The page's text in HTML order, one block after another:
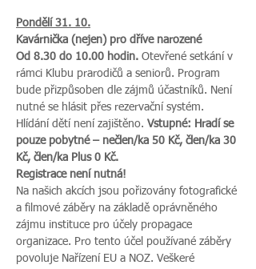
Pondělí 31. 10.
Kavárnička (nejen) pro dříve narozené
Od 8.30 do 10.00 hodin. Otevřené setkání v
rámci Klubu prarodičů a seniorů. Program
bude přizpůsoben dle zájmů účastníků. Není
nutné se hlásit přes rezervační systém.
Hlídání dětí není zajištěno. Vstupné: Hradí se
pouze pobytné – nečlen/ka 50 Kč, člen/ka 30
Kč, člen/ka Plus 0 Kč.
Registrace není nutná!
Na našich akcích jsou pořizovány fotografické
a filmové záběry na základě oprávněného
zájmu instituce pro účely propagace
organizace. Pro tento účel používané záběry
povoluje Nařízení EU a NOZ. Veškeré